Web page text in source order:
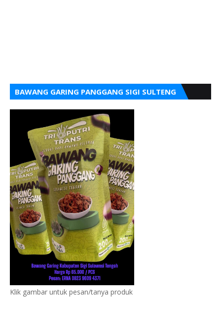
BAWANG GARING PANGGANG SIGI SULTENG
Klik gambar untuk pesan/tanya produk